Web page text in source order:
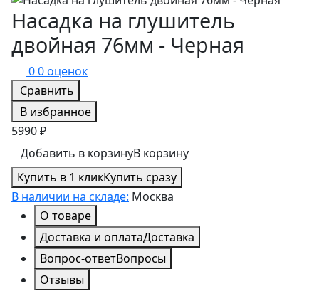
Насадка на глушитель
двойная 76мм - Черная
00 оценок
Сравнить
В избранное
5990 ₽
Добавить в корзинуВ корзину
Купить в 1 кликКупить сразу
В наличии на складе: Москва
О товаре
Доставка и оплатаДоставка
Вопрос-ответВопросы
Отзывы